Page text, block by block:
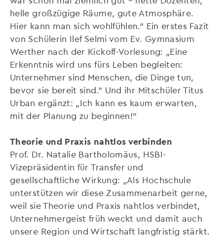
helle großzügige Räume, gute Atmosphäre.
Hier kann man sich wohlfühlen.“ Ein erstes Fazit
von Schülerin Ilef Selmi vom Ev. Gymnasium
Werther nach der Kickoff-Vorlesung: „Eine
Erkenntnis wird uns fürs Leben begleiten:
Unternehmer sind Menschen, die Dinge tun,
bevor sie bereit sind.“ Und ihr Mitschüler Titus
Urban ergänzt: „Ich kann es kaum erwarten,
mit der Planung zu beginnen!“
Theorie und Praxis nahtlos verbinden
Prof. Dr. Natalie Bartholomäus, HSBI-
Vizepräsidentin für Transfer und
gesellschaftliche Wirkung: „Als Hochschule
unterstützen wir diese Zusammenarbeit gerne,
weil sie Theorie und Praxis nahtlos verbindet,
Unternehmergeist früh weckt und damit auch
unsere Region und Wirtschaft langfristig stärkt.